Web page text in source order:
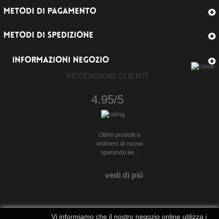
METODI DI PAGAMENTO
METODI DI SPEDIZIONE
INFORMAZIONI NEGOZIO
RECENSIONI CLIENTI
4.95/5
Ottimi prodotti e
ordinerò di nuovo
sperando ke...
vedi di piú
Vi informiamo che il nostro negozio online utilizza i